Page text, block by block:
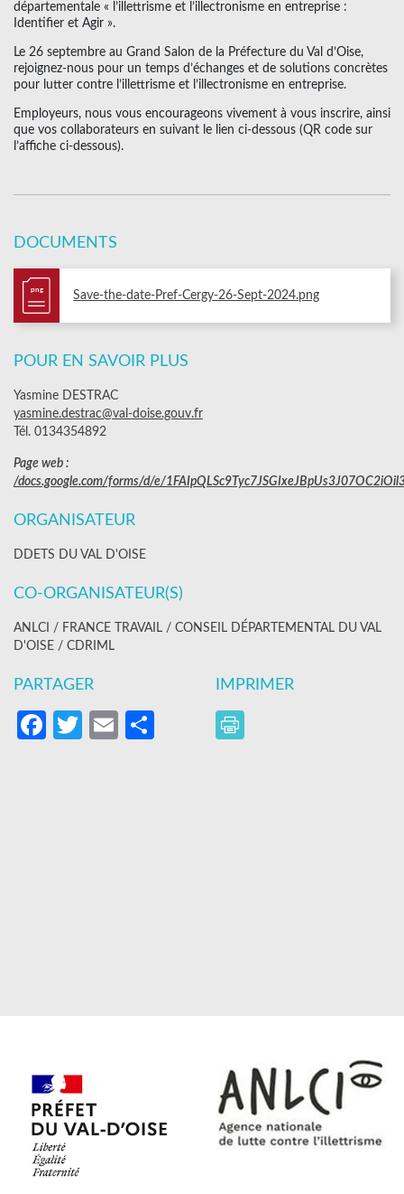
départementale « l’illettrisme et l’illectronisme en entreprise :
Identifier et Agir ».
Le 26 septembre au Grand Salon de la Préfecture du Val d’Oise,
rejoignez-nous pour un temps d’échanges et de solutions concrètes
pour lutter contre l’illettrisme et l’illectronisme en entreprise.
Employeurs, nous vous encourageons vivement à vous inscrire, ainsi
que vos collaborateurs en suivant le lien ci-dessous (QR code sur
l’affiche ci-dessous).
DOCUMENTS
png Save-the-date-Pref-Cergy-26-Sept-2024.png
POUR EN SAVOIR PLUS
Yasmine DESTRAC
yasmine.destrac@val-doise.gouv.fr
Tél. 0134354892
Page web :
/docs.google.com/forms/d/e/
ORGANISATEUR
DDETS DU VAL D'OISE
CO-ORGANISATEUR(S)
ANLCI / FRANCE TRAVAIL / CONSEIL DÉPARTEMENTAL DU VAL
D'OISE / CDRIML
PARTAGER
Facebook
Twitter
EmailPartager
IMPRIMER